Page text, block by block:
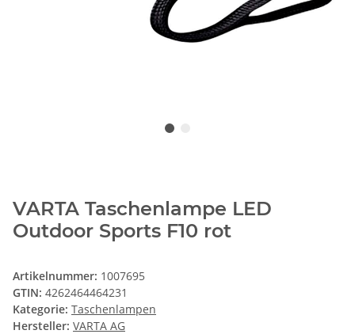
VARTA Taschenlampe LED
Outdoor Sports F10 rot
Artikelnummer: 1007695
GTIN: 4262464464231
Kategorie: Taschenlampen
Hersteller: VARTA AG